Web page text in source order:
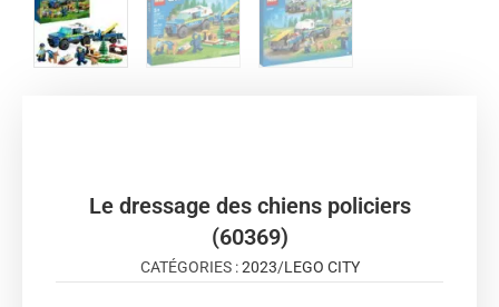
Le dressage des chiens policiers
(60369)
CATÉGORIES :2023/LEGO CITY